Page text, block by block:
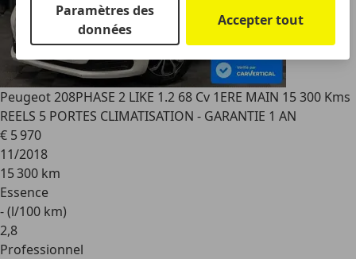
Peugeot 208PHASE 2 LIKE 1.2 68 Cv 1ERE MAIN 15 300 Kms
REELS 5 PORTES CLIMATISATION - GARANTIE 1 AN
€ 5 970
11/2018
15 300 km
Essence
- (l/100 km)
2,8
Professionnel
Paramètres des
données
Accepter tout